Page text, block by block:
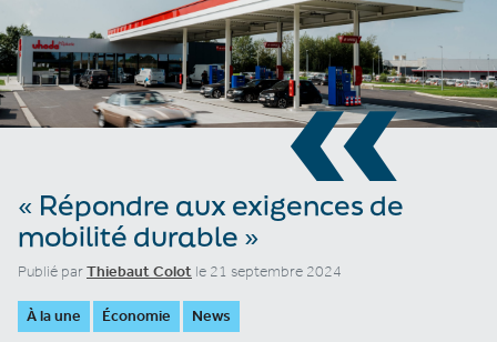
«
« Répondre aux exigences de
mobilité durable »
Publié parThiebaut Colot le 21 septembre 2024
À la une Économie News